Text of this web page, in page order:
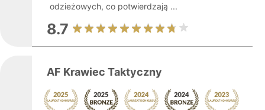
odzieżowych, co potwierdzają ...
8.7
AF Krawiec Taktyczny